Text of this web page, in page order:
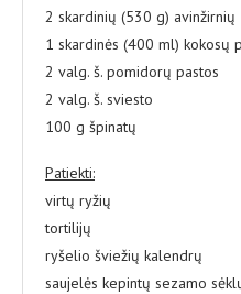
2 skardinių (530 g) avinžirnių
1 skardinės (400 ml) kokosų
2 valg. š. pomidorų pastos
2 valg. š. sviesto
100 g špinatų
Patiekti:
virtų ryžių
tortilijų
ryšelio šviežių kalendrų
saujelės kepintų sezamo